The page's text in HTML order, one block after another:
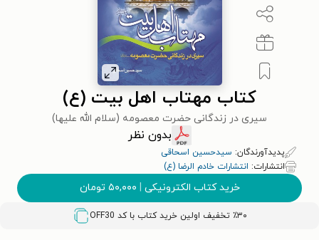
کتاب مهتاب اهل بیت (ع)
سیری در زندگانی حضرت معصومه (سلام الله علیها)
بدون نظر
پدیدآورندگان: سیدحسین اسحاقی
انتشارات: انتشارات خادم الرضا (ع)
خرید کتاب الکترونیکی | ۵۰,۰۰۰ تومان
٪۳۰ تخفیف اولین خرید کتاب با کد OFF30